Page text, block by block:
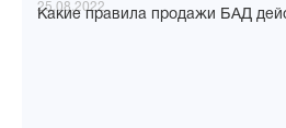
25.08.2022
Какие правила продажи БАД